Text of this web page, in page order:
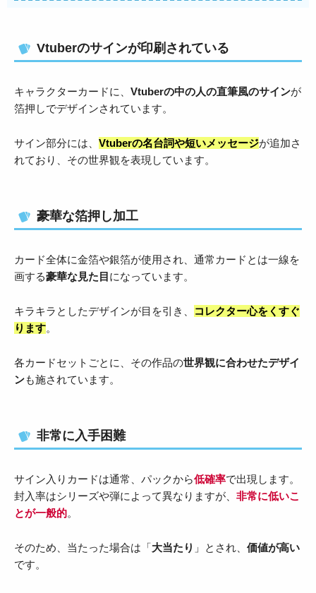
Vtuberのサインが印刷されている
キャラクターカードに、 Vtuberの中の人の直筆風のサインが
箔押しでデザインされています。
サイン部分には、 Vtuberの名台詞や短いメッセージが追加さ
れており、その世界観を表現しています。
豪華な箔押し加工
カード全体に金箔や銀箔が使用され、通常カードとは一線を
画する豪華な見た目 になっています。
キラキラとしたデザインが目を引き、
コレクター心をくすぐ
ります。
各カードセットごとに、その作品の世界観に合わせたデザイ
ンも施されています。
非常に入手困難
サイン入りカードは通常、パックから低確率で出現します。
封入率はシリーズや弾によって異なりますが、 非常に低いこ
とが一般的。
そのため、当たった場合は「大当たり 」とされ、 価値が高い
です。